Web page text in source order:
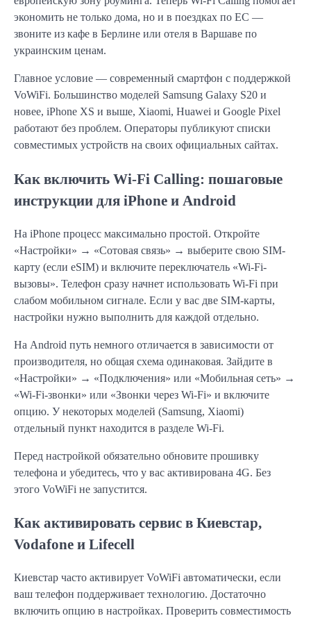
экономить не только дома, но и в поездках по ЕС —
звоните из кафе в Берлине или отеля в Варшаве по
украинским ценам.
Главное условие — современный смартфон с поддержкой
VoWiFi. Большинство моделей Samsung Galaxy S20 и
новее, iPhone XS и выше, Xiaomi, Huawei и Google Pixel
работают без проблем. Операторы публикуют списки
совместимых устройств на своих официальных сайтах.
Как включить Wi-Fi Calling: пошаговые
инструкции для iPhone и Android
На iPhone процесс максимально простой. Откройте
«Настройки» → «Сотовая связь» → выберите свою SIM-
карту (если eSIM) и включите переключатель «Wi-Fi-
вызовы». Телефон сразу начнет использовать Wi-Fi при
слабом мобильном сигнале. Если у вас две SIM-карты,
настройки нужно выполнить для каждой отдельно.
На Android путь немного отличается в зависимости от
производителя, но общая схема одинаковая. Зайдите в
«Настройки» → «Подключения» или «Мобильная сеть» →
«Wi-Fi-звонки» или «Звонки через Wi-Fi» и включите
опцию. У некоторых моделей (Samsung, Xiaomi)
отдельный пункт находится в разделе Wi-Fi.
Перед настройкой обязательно обновите прошивку
телефона и убедитесь, что у вас активирована 4G. Без
этого VoWiFi не запустится.
Как активировать сервис в Киевстар,
Vodafone и Lifecell
Киевстар часто активирует VoWiFi автоматически, если
ваш телефон поддерживает технологию. Достаточно
включить опцию в настройках. Проверить совместимость